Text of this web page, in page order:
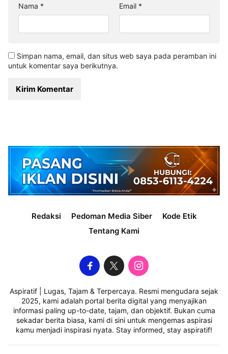
Nama * Email *
Simpan nama, email, dan situs web saya pada peramban ini
untuk komentar saya berikutnya.
Redaksi Pedoman Media Siber
Kode Etik
Tentang Kami
Aspiratif | Lugas, Tajam & Terpercaya. Resmi mengudara sejak
2025, kami adalah portal berita digital yang menyajikan
informasi paling up-to-date, tajam, dan objektif. Bukan cuma
sekadar berita biasa, kami di sini untuk mengemas aspirasi
kamu menjadi inspirasi nyata. Stay informed, stay aspiratif!